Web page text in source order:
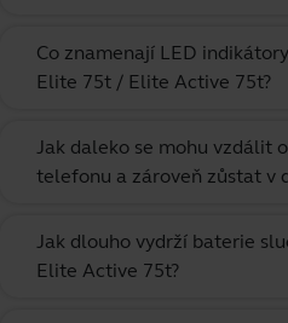
Co znamenají LED
Elite 75t / Elite Active 75t?
Jak daleko se mohu vzdálit
telefonu a zároveň zůstat v
Jak dlouho vydrží baterie
Elite Active 75t?